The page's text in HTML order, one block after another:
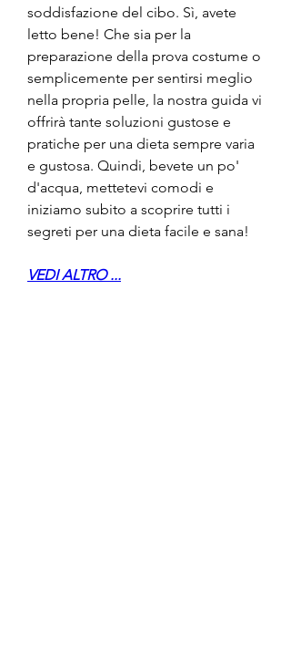
soddisfazione del cibo. Sì, avete
letto bene! Che sia per la
preparazione della prova costume o
semplicemente per sentirsi meglio
nella propria pelle, la nostra guida vi
offrirà tante soluzioni gustose e
pratiche per una dieta sempre varia
e gustosa. Quindi, bevete un po'
d'acqua, mettetevi comodi e
iniziamo subito a scoprire tutti i
segreti per una dieta facile e sana!
VEDI ALTRO ...